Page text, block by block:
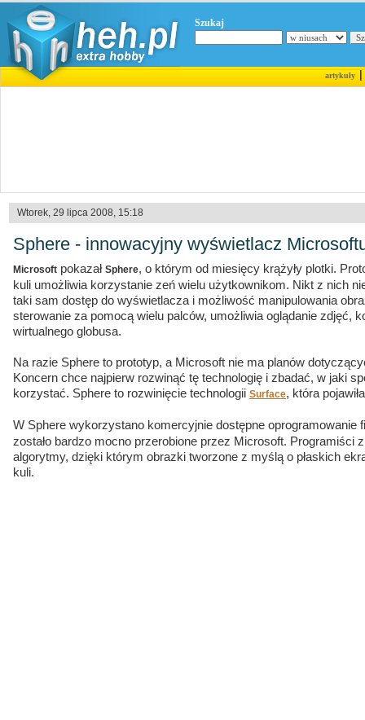
Szukaj
artykuły|
Wtorek, 29 lipca 2008, 15:18
Sphere - innowacyjny wyświetlacz
Microsoft pokazał Sphere, o którym od miesięcy krążyły plotki.
kuli umożliwia korzystanie zeń wielu użytkownikom. Nikt z nich
taki sam dostęp do wyświetlacza i możliwość manipulowania
sterowanie za pomocą wielu palców, umożliwia oglądanie zdjęć,
wirtualnego globusa.
Na razie Sphere to prototyp, a Microsoft nie ma planów
Koncern chce najpierw rozwinąć tę technologię i zbadać, w jaki
korzystać. Sphere to rozwinięcie technologii Surface, która
W Sphere wykorzystano komercyjnie dostępne oprogramowanie
zostało bardzo mocno przerobione przez Microsoft. Programiści
algorytmy, dzięki którym obrazki tworzone z myślą o płaskich
kuli.